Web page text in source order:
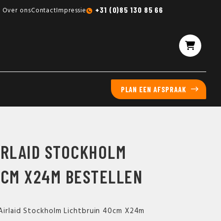
Gratis sampleboxen mogelijk
Over onsContactImpressie +31 (0)85 130 85 66
PLAN EEN AFSPRAAK
STOCKHOLM
X24M BESTELLEN
Stockholm Lichtbruin 40cm X24m